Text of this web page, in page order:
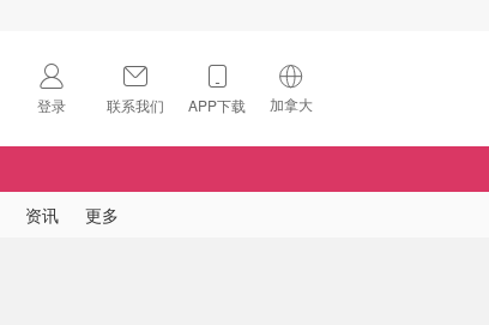
登录 联系我们 APP下载 加拿大
🇺🇸
资讯 更多